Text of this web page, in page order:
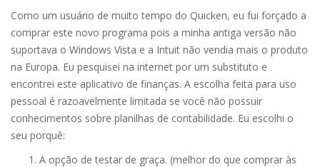
Como um usuário de muito tempo do Quicken, eu fui forçado a
comprar este novo programa pois a minha antiga versão não
suportava o Windows Vista e a Intuit não vendia mais o produto
na Europa. Eu pesquisei na internet por um substituto e
encontrei este aplicativo de finanças. A escolha feita para uso
pessoal é razoavelmente limitada se você não possuir
conhecimentos sobre planilhas de contabilidade. Eu escolhi o
seu porquê:
A opção de testar de graça. (melhor do que comprar às